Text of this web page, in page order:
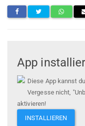
App
Diese App kannst
Vergesse nicht,
aktivieren!
INSTALLIEREN